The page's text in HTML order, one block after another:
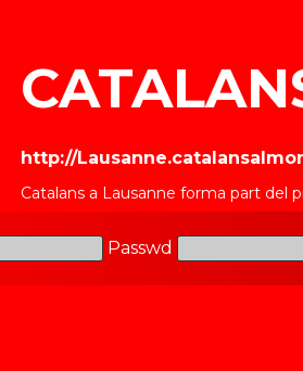
http://
Catalans a Lausanne forma part del
Passwd